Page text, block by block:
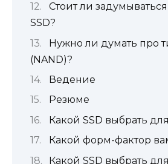
Стоит ли
SSD?
Нужно ли думать про
(NAND)?
Ведение
Резюме
Какой SSD выбрать
Какой форм-фактор
Какой SSD выбрать